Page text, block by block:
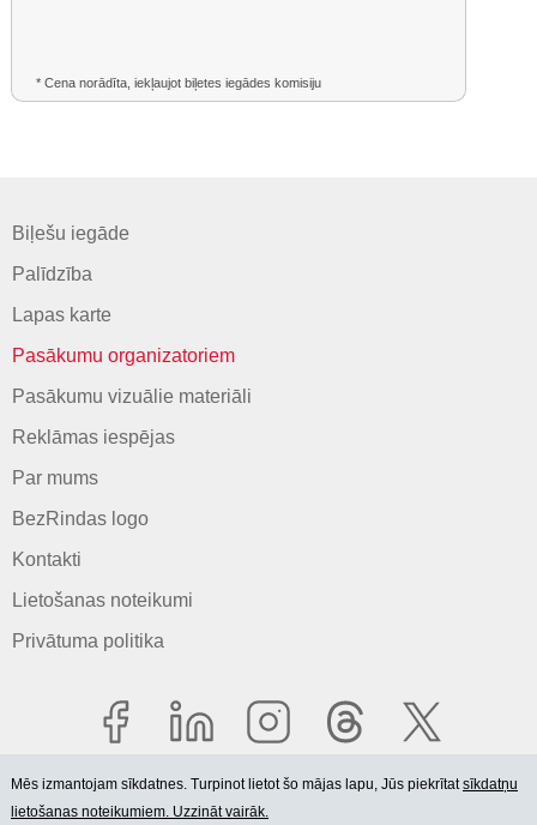
* Cena norādīta, iekļaujot biļetes iegādes komisiju
Biļešu iegāde
Palīdzība
Lapas karte
Pasākumu organizatoriem
Pasākumu vizuālie materiāli
Reklāmas iespējas
Par mums
BezRindas logo
Kontakti
Lietošanas noteikumi
Privātuma politika
Mēs izmantojam sīkdatnes. Turpinot lietot šo mājas lapu, Jūs piekrītatsīkdatņu
lietošanas noteikumiem. Uzzināt vairāk.